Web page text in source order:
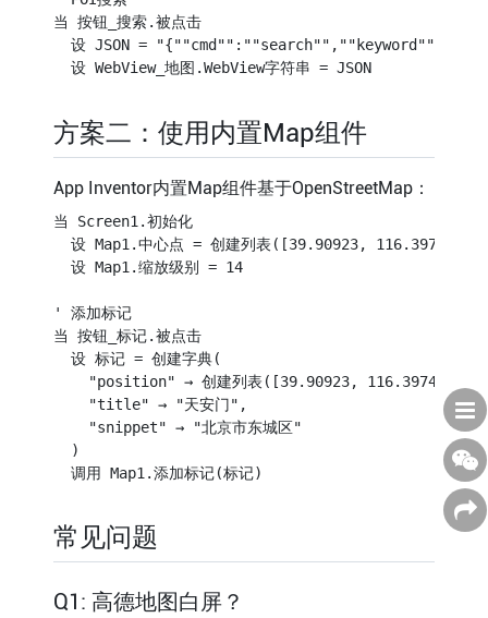
当 按钮_搜索.被点击
设 JSON = "{""cmd"":""search"",""keyword"":""" &
  设 WebView_地图.WebView字符串 = JSON
方案二：使用内置Map组件
App Inventor内置Map组件基于OpenStreetMap：
当 Screen1.初始化
  设 Map1.中心点 = 创建列表([39.90923, 116.397428])
  设 Map1.缩放级别 = 14
' 添加标记
当 按钮_标记.被点击
  设 标记 = 创建字典(
    "position" → 创建列表([39.90923, 116.397428]),
    "title" → "天安门",
    "snippet" → "北京市东城区"
  )
常见问题
Q1: 高德地图白屏？